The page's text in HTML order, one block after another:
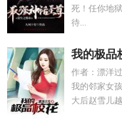
死！任你地
待...
我的极品
作者：漂洋
我的邻家女
大后赵雪儿